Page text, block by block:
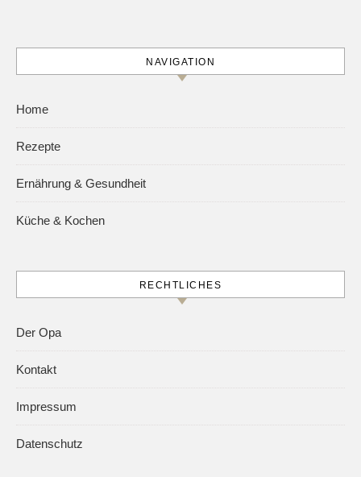
NAVIGATION
Home
Rezepte
Ernährung & Gesundheit
Küche & Kochen
RECHTLICHES
Der Opa
Kontakt
Impressum
Datenschutz